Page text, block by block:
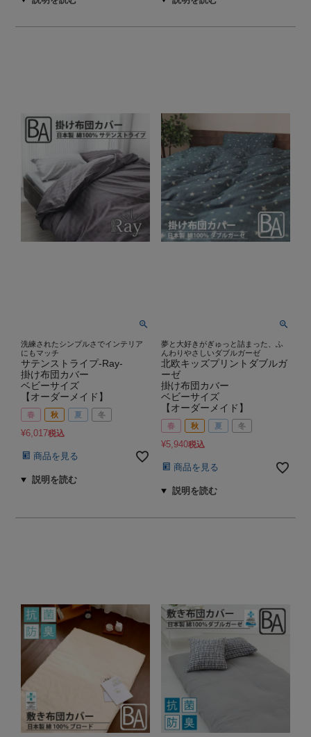
洗練されたシンプルさでインテリア
にもマッチ
サテンストライプ-Ray-
掛け布団カバー
ベビーサイズ
【オーダーメイド】
春 秋 夏 冬
¥6,017税込
商品を見る
夢と大好きがぎゅっと詰まった、ふ
んわりやさしいダブルガーゼ
北欧キッズプリントダブルガ
ーゼ
掛け布団カバー
ベビーサイズ
【オーダーメイド】
春 秋 夏 冬
¥5,940税込
商品を見る